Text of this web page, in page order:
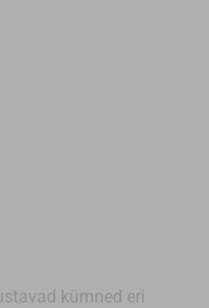
kümned eri